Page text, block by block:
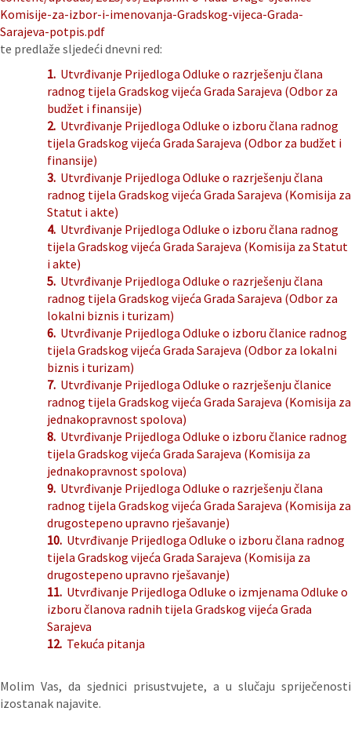
Komisije-za-izbor-i-imenovanja-Gradskog-vijeca-Grada-
Sarajeva-potpis.pdf
te predlaže sljedeći dnevni red:
1. Utvrđivanje Prijedloga Odluke o razrješenju člana
radnog tijela Gradskog vijeća Grada Sarajeva (Odbor za
budžet i finansije)
2. Utvrđivanje Prijedloga Odluke o izboru člana radnog
tijela Gradskog vijeća Grada Sarajeva (Odbor za budžet i
finansije)
3. Utvrđivanje Prijedloga Odluke o razrješenju člana
radnog tijela Gradskog vijeća Grada Sarajeva (Komisija za
Statut i akte)
4. Utvrđivanje Prijedloga Odluke o izboru člana radnog
tijela Gradskog vijeća Grada Sarajeva (Komisija za Statut
i akte)
5. Utvrđivanje Prijedloga Odluke o razrješenju člana
radnog tijela Gradskog vijeća Grada Sarajeva (Odbor za
lokalni biznis i turizam)
6. Utvrđivanje Prijedloga Odluke o izboru članice radnog
tijela Gradskog vijeća Grada Sarajeva (Odbor za lokalni
biznis i turizam)
7. Utvrđivanje Prijedloga Odluke o razrješenju članice
radnog tijela Gradskog vijeća Grada Sarajeva (Komisija za
jednakopravnost spolova)
8. Utvrđivanje Prijedloga Odluke o izboru članice radnog
tijela Gradskog vijeća Grada Sarajeva (Komisija za
jednakopravnost spolova)
9. Utvrđivanje Prijedloga Odluke o razrješenju člana
radnog tijela Gradskog vijeća Grada Sarajeva (Komisija za
drugostepeno upravno rješavanje)
10. Utvrđivanje Prijedloga Odluke o izboru člana radnog
tijela Gradskog vijeća Grada Sarajeva (Komisija za
drugostepeno upravno rješavanje)
11. Utvrđivanje Prijedloga Odluke o izmjenama Odluke o
izboru članova radnih tijela Gradskog vijeća Grada
Sarajeva
12. Tekuća pitanja
Molim Vas, da sjednici prisustvujete, a u slučaju spriječenosti
izostanak najavite.